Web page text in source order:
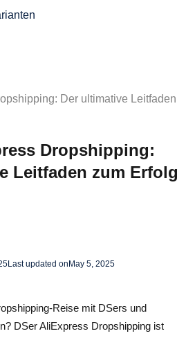
Filialen
der Tracking-Nummern
Marketing
Der ultimative Leitfaden
Dropshipping:
Leitfaden zum Erfolg
Last updated on May 5, 2025
Reise mit DSers und
DSer AliExpress Dropshipping ist